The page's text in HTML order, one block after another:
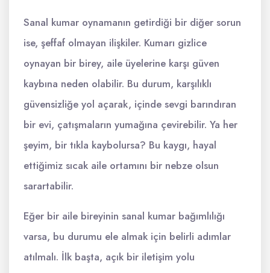
Sanal kumar oynamanın getirdiği bir diğer sorun
ise, şeffaf olmayan ilişkiler. Kumarı gizlice
oynayan bir birey, aile üyelerine karşı güven
kaybına neden olabilir. Bu durum, karşılıklı
güvensizliğe yol açarak, içinde sevgi barındıran
bir evi, çatışmaların yumağına çevirebilir. Ya her
şeyim, bir tıkla kaybolursa? Bu kaygı, hayal
ettiğimiz sıcak aile ortamını bir nebze olsun
sarartabilir.
Eğer bir aile bireyinin sanal kumar bağımlılığı
varsa, bu durumu ele almak için belirli adımlar
atılmalı. İlk başta, açık bir iletişim yolu